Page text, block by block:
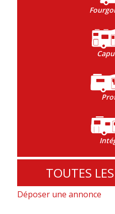
TOUTES
Déposer une annonce